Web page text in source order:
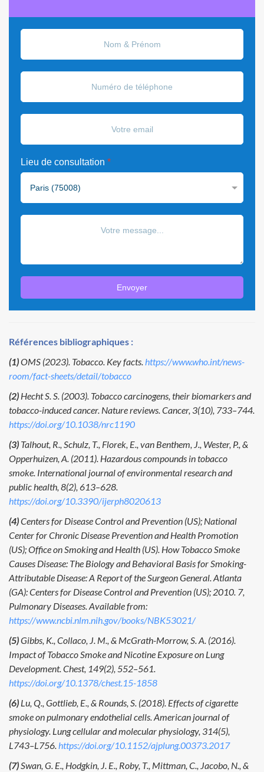
Lieu de consultation *
Envoyer
Références bibliographiques :
(1)OMS (2023). Tobacco. Key facts.https://www.who.int/news-
room/fact-sheets/detail/tobacco
(2) Hecht S. S. (2003). Tobacco carcinogens, their biomarkers and
tobacco-induced cancer. Nature reviews. Cancer, 3(10), 733–744.
https://doi.org/10.1038/nrc1190
(3) Talhout, R., Schulz, T., Florek, E., van Benthem, J., Wester, P., &
Opperhuizen, A. (2011). Hazardous compounds in tobacco
smoke. International journal of environmental research and
public health, 8(2), 613–628.
https://doi.org/10.3390/ijerph8020613
(4)Centers for Disease Control and Prevention (US); National
Center for Chronic Disease Prevention and Health Promotion
(US); Office on Smoking and Health (US). How Tobacco Smoke
Causes Disease: The Biology and Behavioral Basis for Smoking-
Attributable Disease: A Report of the Surgeon General. Atlanta
(GA): Centers for Disease Control and Prevention (US); 2010. 7,
Pulmonary Diseases. Available from:
https://www.ncbi.nlm.nih.gov/books/NBK53021/
(5)Gibbs, K., Collaco, J. M., & McGrath-Morrow, S. A. (2016).
Impact of Tobacco Smoke and Nicotine Exposure on Lung
Development. Chest, 149(2), 552–561.
https://doi.org/10.1378/chest.15-1858
(6) Lu, Q., Gottlieb, E., & Rounds, S. (2018). Effects of cigarette
smoke on pulmonary endothelial cells. American journal of
physiology. Lung cellular and molecular physiology, 314(5),
L743–L756.https://doi.org/10.1152/ajplung.00373.2017
(7)Swan, G. E., Hodgkin, J. E., Roby, T., Mittman, C., Jacobo, N., &